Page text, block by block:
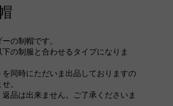
の制帽です。
の制服と合わせるタイプになりま
同時にただいま出品しておりますの
。
品は出来ません。ご了承くださいま